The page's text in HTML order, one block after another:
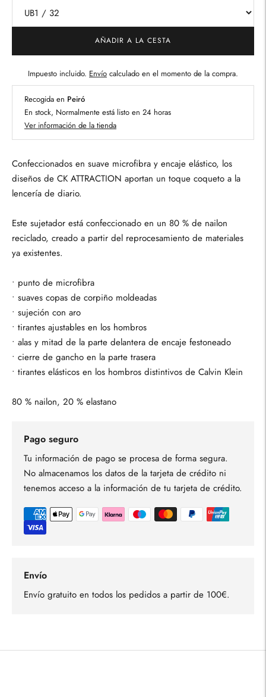
AÑADIR A LA CESTA
Impuesto incluido. Envío calculado en el momento de la compra.
Recogida en Peiró
En stock, Normalmente está listo en 24 horas
Ver información de la tienda
Confeccionados en suave microfibra y encaje elástico, los
diseños de CK ATTRACTION aportan un toque coqueto a la
lencería de diario.
Este sujetador está confeccionado en un 80 % de nailon
reciclado, creado a partir del reprocesamiento de materiales
ya existentes.
• punto de microfibra
• suaves copas de corpiño moldeadas
• sujeción con aro
• tirantes ajustables en los hombros
• alas y mitad de la parte delantera de encaje festoneado
• cierre de gancho en la parte trasera
• tirantes elásticos en los hombros distintivos de Calvin Klein
80 % nailon, 20 % elastano
Pago seguro
Tu información de pago se procesa de forma segura.
No almacenamos los datos de la tarjeta de crédito ni
tenemos acceso a la información de tu tarjeta de crédito.
Envío
Envío gratuito en todos los pedidos a partir de 100€.
un